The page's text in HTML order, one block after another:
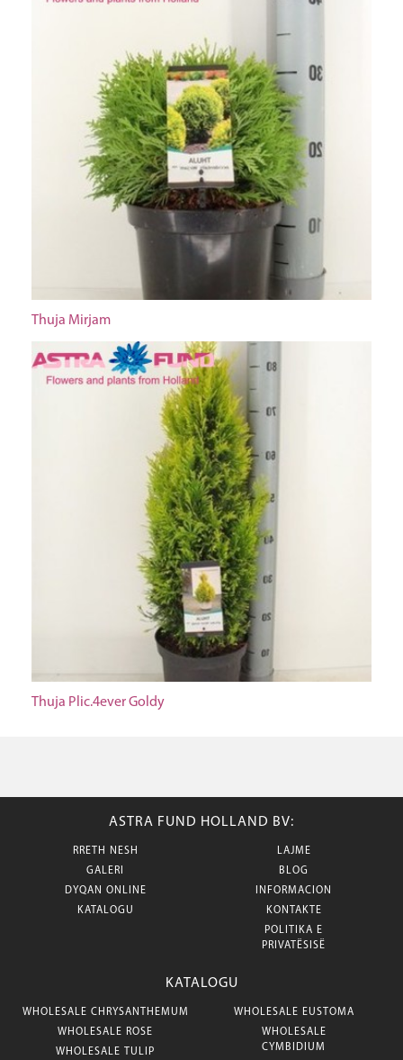
Thuja Mirjam
Thuja Plic.4ever Goldy
ASTRA FUND HOLLAND BV:
RRETH NESH
GALERI
DYQAN ONLINE
KATALOGU
LAJME
BLOG
INFORMACION
KONTAKTE
POLITIKA E
PRIVATËSISË
KATALOGU
WHOLESALE CHRYSANTHEMUM
WHOLESALE ROSE
WHOLESALE TULIP
WHOLESALE EUSTOMA
WHOLESALE
CYMBIDIUM